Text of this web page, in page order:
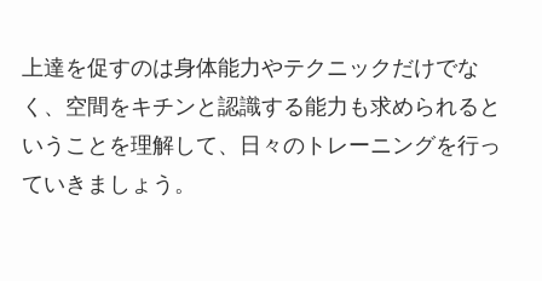
上達を促すのは身体能力やテクニックだけでな
く、空間をキチンと認識する能力も求められると
いうことを理解して、日々のトレーニングを行っ
ていきましょう。